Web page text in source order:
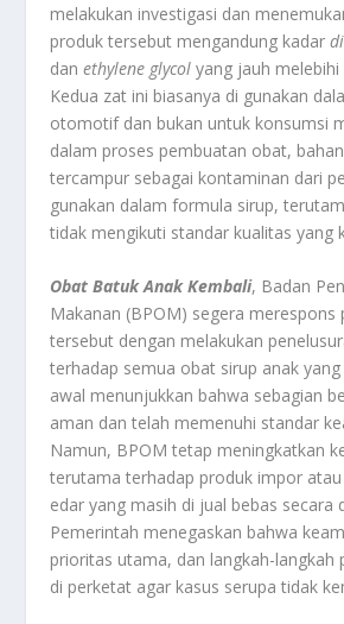
melakukan investigasi dan
produk tersebut mengandung kadar
danethylene glycol yang jauh
Kedua zat ini biasanya di gunakan
otomotif dan bukan untuk konsumsi
dalam proses pembuatan obat,
tercampur sebagai kontaminan dari
gunakan dalam formula sirup,
tidak mengikuti standar kualitas yang
Obat Batuk Anak Kembali, Badan
Makanan (BPOM) segera merespons
tersebut dengan melakukan
terhadap semua obat sirup anak yang
awal menunjukkan bahwa sebagian
aman dan telah memenuhi standar
Namun, BPOM tetap meningkatkan
terutama terhadap produk impor
edar yang masih di jual bebas secara
Pemerintah menegaskan bahwa
prioritas utama, dan langkah-langkah
di perketat agar kasus serupa tidak